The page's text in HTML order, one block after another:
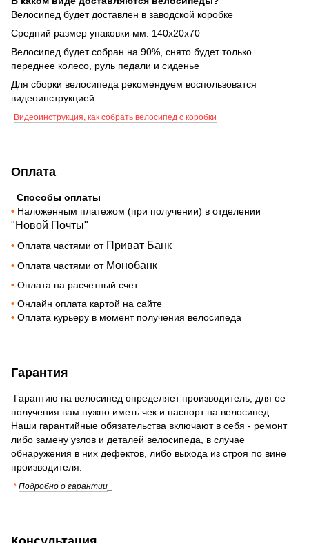
Велосипед будет доставлен в заводской коробке
Средний размер упаковки мм: 140х20х70
Велосипед будет собран на 90%, снято будет только
переднее колесо, руль педали и сиденье
Для сборки велосипеда рекомендуем воспользоватся
видеоинструкцией
Видеоинструкция, как собрать велосипед с коробки
Оплата
Способы оплаты
• Наложенным платежом (при получении) в отделении
"Новой Почты"
• Оплата частями от Приват Банк
• Оплата частями от Монобанк
• Оплата на расчетный счет
• Онлайн оплата картой на сайте
• Оплата курьеру в момент получения велосипеда
Гарантия
Гарантию на велосипед определяет производитель, для ее
получения вам нужно иметь чек и паспорт на велосипед.
Наши гарантийные обязательства включают в себя - ремонт
либо замену узлов и деталей велосипеда, в случае
обнаружения в них дефектов, либо выхода из строя по вине
производителя.
* Подробно о гарантии